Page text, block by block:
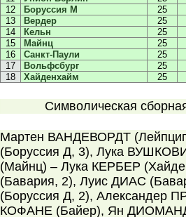
12
Боруссия М
25
13
Вердер
25
14
Кельн
25
15
Майнц
25
16
Санкт-Паули
25
17
Вольфсбург
25
18
Хайденхайм 25
Символическая
Мартен ВАНДЕВОРДТ
(Боруссия Д, 3), Лука
(Майнц) – Лука КЕРБЕР
(Бавария, 2), Луис ДИАС
(Боруссия Д, 2), Александер
КОФАНЕ (Байер), Ян